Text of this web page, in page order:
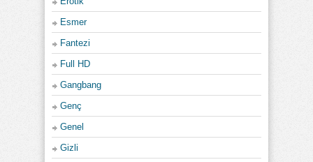
Esmer
Fantezi
Full HD
Gangbang
Genç
Genel
Gizli